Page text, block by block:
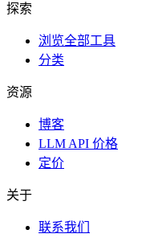
探索
浏览全部工具
分类
资源
博客
LLM API 价格
定价
关于
联系我们